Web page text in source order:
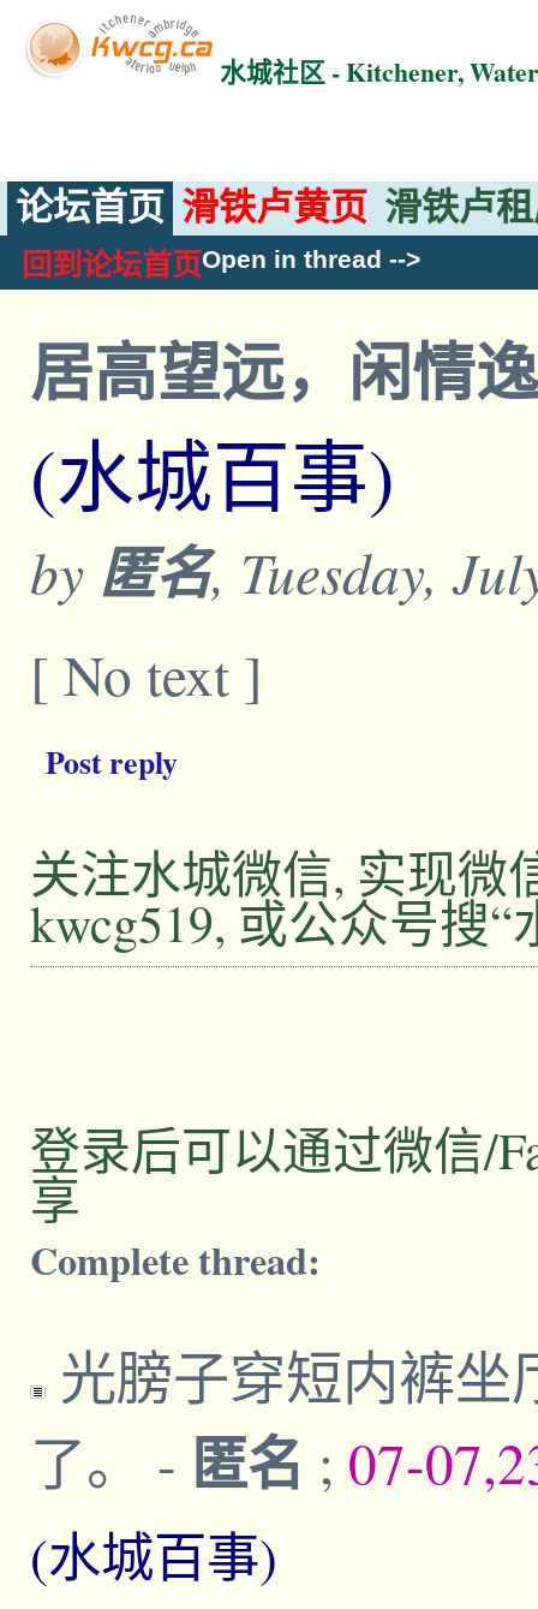
水城社区 - Kitchener,
论坛首页 滑铁卢黄页 滑铁卢
回到论坛首页Open in thread -->
居高望远，闲情
(水城百事)
by 匿名, Tuesday,
[ No text ]
Post reply
关注水城微信, 实现微
kwcg519, 或公众号搜“
登录后可以通过微信/
享
Complete thread:
光膀子穿短内裤
了。 - 匿名 ; 07-
(水城百事)